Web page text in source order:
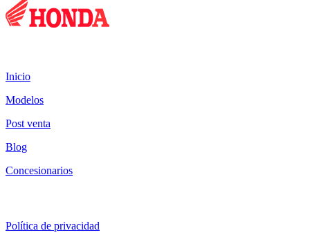
Inicio
Modelos
Post venta
Blog
Concesionarios
Política de privacidad